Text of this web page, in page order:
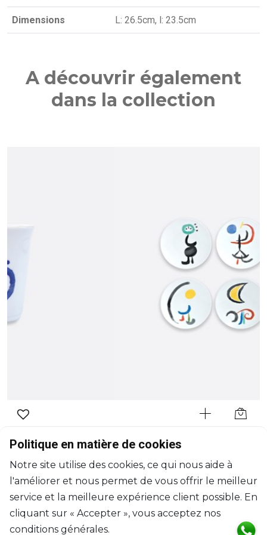
Dimensions L: 26.5cm, l: 23.5cm
A découvrir également
dans la collection
BERNARDAUD
Coffret de 6 assiettes
D: 21cm
$844
Politique en matière de cookies
Notre site utilise des cookies, ce qui nous aide à
l'améliorer et nous permet de vous offrir le meilleur
service et la meilleure expérience client possible. En
cliquant sur « Accepter », vous acceptez nos
conditions générales.